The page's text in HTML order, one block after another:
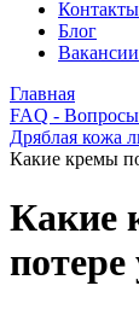
Контакты
Блог
Вакансии
Главная
FAQ -
Дряблая кожа
Какие кремы
Какие